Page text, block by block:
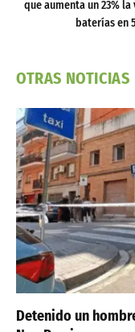
que aumenta un 23% la
baterías en
OTRAS NOTICIAS
Detenido un